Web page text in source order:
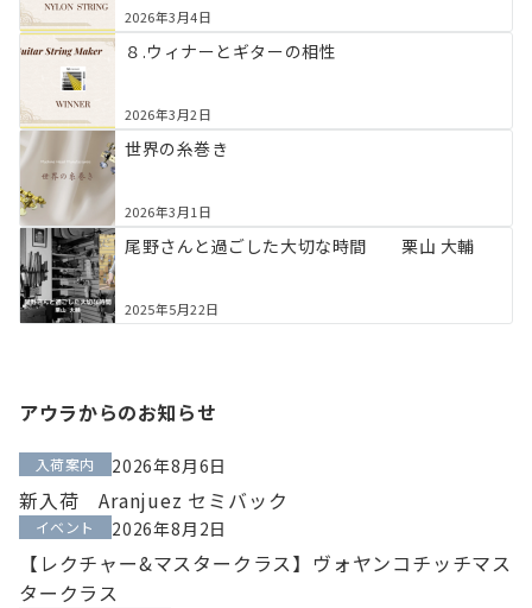
2026年3月4日
８.ウィナーとギターの相性
2026年3月2日
世界の糸巻き
2026年3月1日
尾野さんと過ごした大切な時間 栗山 大輔
2025年5月22日
アウラからのお知らせ
2026年8月6日
入荷案内
新入荷 Aranjuez セミバック
2026年8月2日
イベント
【レクチャー&マスタークラス】ヴォヤンコチッチマス
タークラス